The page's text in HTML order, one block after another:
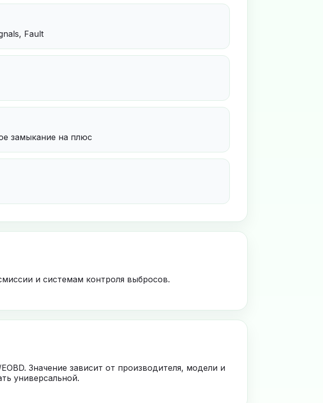
Fault
замыкание на плюс
и системам контроля выбросов.
Значение зависит от производителя, модели и
универсальной.